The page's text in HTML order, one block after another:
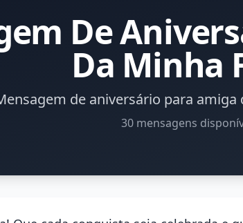
De
Da Minha
de aniversário para
30 mensagens